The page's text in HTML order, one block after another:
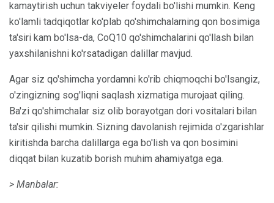
kamaytirish uchun takviyeler foydali bo'lishi mumkin. Keng
ko'lamli tadqiqotlar ko'plab qo'shimchalarning qon bosimiga
ta'siri kam bo'lsa-da, CoQ10 qo'shimchalarini qo'llash bilan
yaxshilanishni ko'rsatadigan dalillar mavjud.
Agar siz qo'shimcha yordamni ko'rib chiqmoqchi bo'lsangiz,
o'zingizning sog'liqni saqlash xizmatiga murojaat qiling.
Ba'zi qo'shimchalar siz olib borayotgan dori vositalari bilan
ta'sir qilishi mumkin. Sizning davolanish rejimida o'zgarishlar
kiritishda barcha dalillarga ega bo'lish va qon bosimini
diqqat bilan kuzatib borish muhim ahamiyatga ega.
> Manbalar: